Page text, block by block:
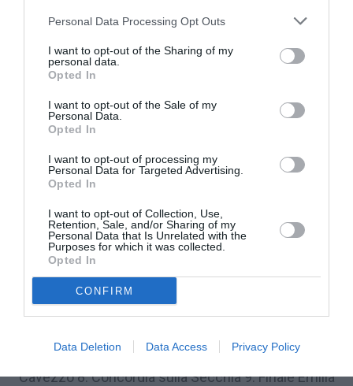
Personal Data Processing Opt Outs
I want to opt-out of the Sharing of my
personal data.
Opted In
I want to opt-out of the Sale of my
Personal Data.
Opted In
I want to opt-out of processing my
Personal Data for Targeted Advertising.
Opted In
I want to opt-out of Collection, Use,
Retention, Sale, and/or Sharing of my
Personal Data that Is Unrelated with the
Purposes for which it was collected.
Opted In
CONFIRM
Data Deletion Data Access Privacy Policy
1. Argelato 2. Baricella 3. Bentivoglio 4. Castello
d’Argile 5. Castelmaggiore 6. Crevalcore 7. Galliera 8.
Malalbergo 9. Minerbio 10. Molinella 11. Pieve di Cento
Giovanni in Persiceto 15. San Pietro in Casale 16.
Province de Ferrara
1. Bondeno 2. Cento 3. Mirabello 4. Poggio Renatico 5.
Sant’Agostino 6. Vigarano Mainarda
Province de Modena
Camposanto 5. Carpi 6. Castelfranco Emilia 7.
Cavezzo 8. Concordia sulla Secchia 9. Finale Emilia